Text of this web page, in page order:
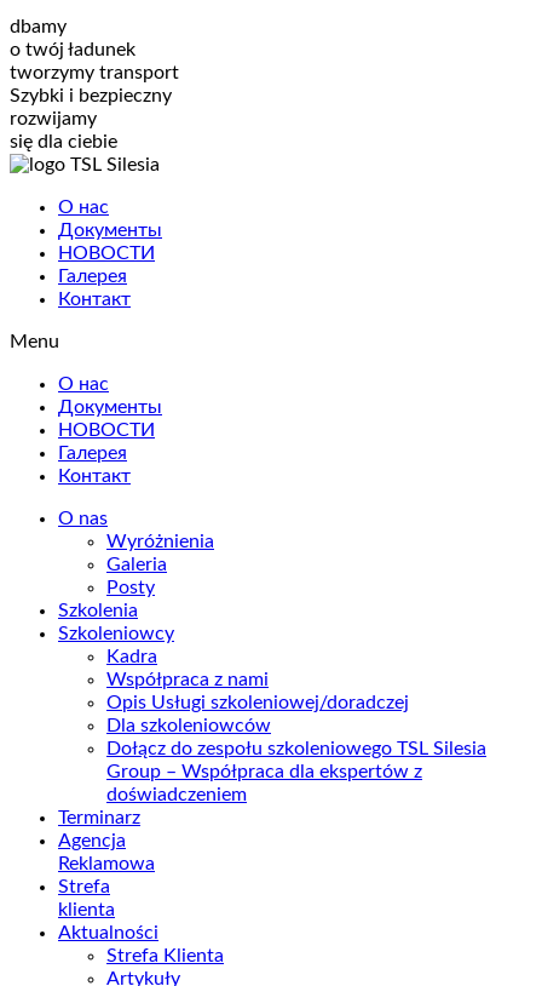
dbamy
o twój ładunek
tworzymy transport
Szybki i bezpieczny
rozwijamy
się dla ciebie
О нас
Документы
НОВОСТИ
Галерея
Контакт
Menu
О нас
Документы
НОВОСТИ
Галерея
Контакт
O nas
Wyróżnienia
Galeria
Posty
Szkolenia
Szkoleniowcy
Kadra
Współpraca z nami
Opis Usługi szkoleniowej/doradczej
Dla szkoleniowców
Dołącz do zespołu szkoleniowego TSL Silesia
Group – Współpraca dla ekspertów z
doświadczeniem
Terminarz
Agencja
Reklamowa
Strefa
klienta
Aktualności
Strefa Klienta
Artykuły